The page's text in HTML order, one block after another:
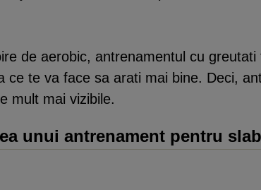
de aerobic, antrenamentul cu
ce te va face sa arati mai bine. Deci,
mult mai vizibile.
unui antrenament pentru